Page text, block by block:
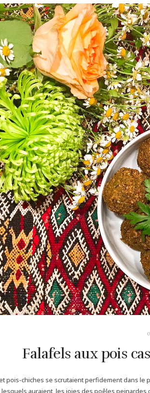
Falafels aux pois
pois-chiches se scrutaient perfidement dans le